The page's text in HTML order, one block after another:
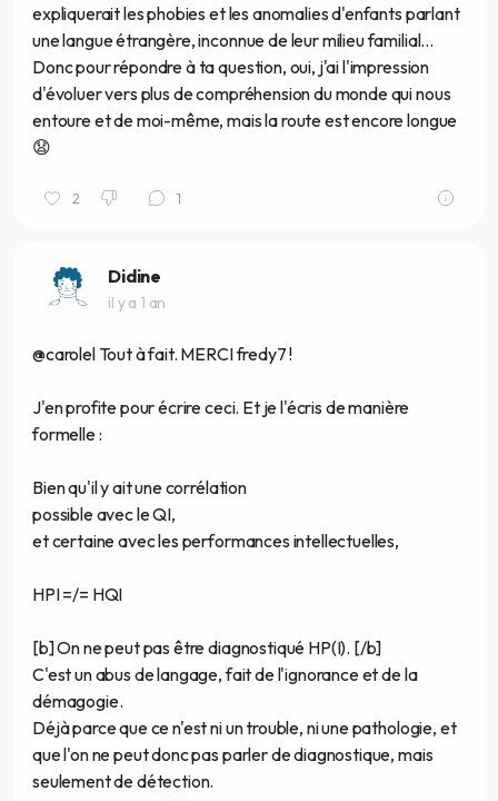
expliquerait les phobies et les anomalies d'enfants parlant
une langue étrangère, inconnue de leur milieu familial...
Donc pour répondre à ta question, oui, j'ai l'impression
d'évoluer vers plus de compréhension du monde qui nous
entoure et de moi-même, mais la route est encore longue
😧
2 1
Didine
il y a 1 an
@carolel Tout à fait. MERCI fredy7 !
J'en profite pour écrire ceci. Et je l'écris de manière
formelle :
Bien qu'il y ait une corrélation
possible avec le QI,
et certaine avec les performances intellectuelles,
HPI =/= HQI
[b] On ne peut pas être diagnostiqué HP(I). [/b]
C'est un abus de langage, fait de l'ignorance et de la
démagogie.
Déjà parce que ce n'est ni un trouble, ni une pathologie, et
que l'on ne peut donc pas parler de diagnostique, mais
seulement de détection.